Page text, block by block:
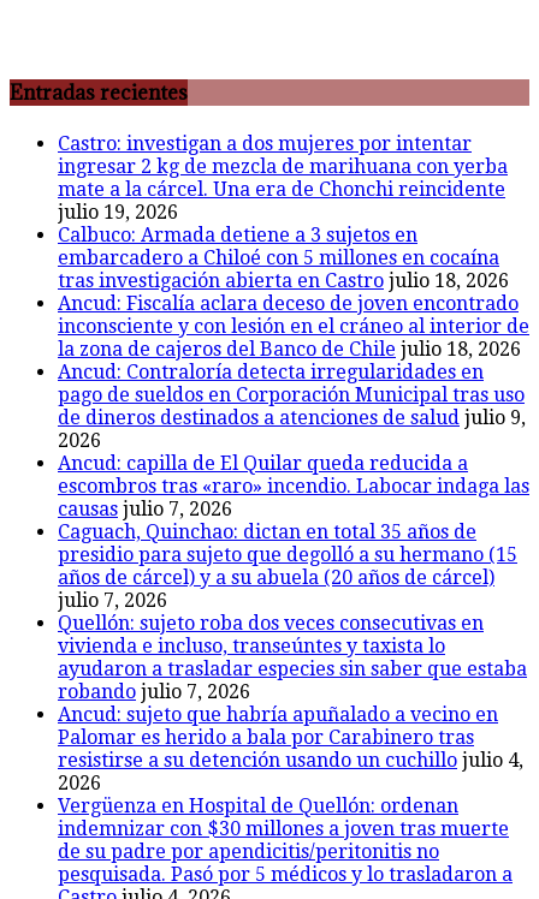
Entradas recientes
Castro: investigan a dos mujeres por intentar
ingresar 2 kg de mezcla de marihuana con yerba
mate a la cárcel. Una era de Chonchi reincidente
julio 19, 2026
Calbuco: Armada detiene a 3 sujetos en
embarcadero a Chiloé con 5 millones en cocaína
tras investigación abierta en Castro julio 18, 2026
Ancud: Fiscalía aclara deceso de joven encontrado
inconsciente y con lesión en el cráneo al interior de
la zona de cajeros del Banco de Chile julio 18, 2026
Ancud: Contraloría detecta irregularidades en
pago de sueldos en Corporación Municipal tras uso
de dineros destinados a atenciones de salud julio 9,
2026
Ancud: capilla de El Quilar queda reducida a
escombros tras «raro» incendio. Labocar indaga las
causas julio 7, 2026
Caguach, Quinchao: dictan en total 35 años de
presidio para sujeto que degolló a su hermano (15
años de cárcel) y a su abuela (20 años de cárcel)
julio 7, 2026
Quellón: sujeto roba dos veces consecutivas en
vivienda e incluso, transeúntes y taxista lo
ayudaron a trasladar especies sin saber que estaba
robando julio 7, 2026
Ancud: sujeto que habría apuñalado a vecino en
Palomar es herido a bala por Carabinero tras
resistirse a su detención usando un cuchillo julio 4,
2026
Vergüenza en Hospital de Quellón: ordenan
indemnizar con $30 millones a joven tras muerte
de su padre por apendicitis/peritonitis no
pesquisada. Pasó por 5 médicos y lo trasladaron a